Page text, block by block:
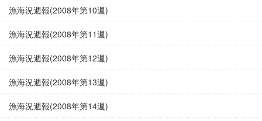
漁海況週報(2008年第10週)
漁海況週報(2008年第11週)
漁海況週報(2008年第12週)
漁海況週報(2008年第13週)
漁海況週報(2008年第14週)